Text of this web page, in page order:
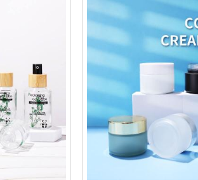
fondo
Ofrecer
Crema para
Crema para
Base